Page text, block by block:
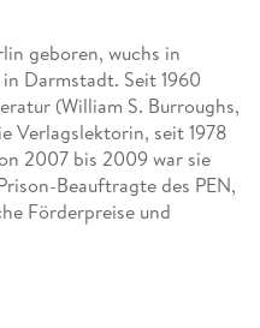
geboren, wuchs in
Darmstadt. Seit 1960
(William S. Burroughs,
Verlagslektorin, seit 1978
2007 bis 2009 war sie
Beauftragte des PEN,
Förderpreise und